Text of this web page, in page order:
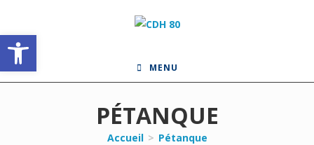
content
MENU
PÉTANQUE
Accueil > Pétanque
Ouvrir la barre d’outils